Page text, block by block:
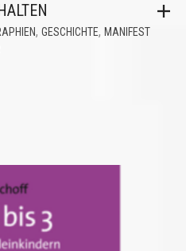
, GESCHICHTE, MANIFEST